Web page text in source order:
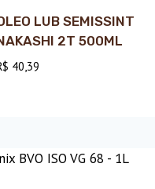
LUB SEMISSINT
2T 500ML
40,39